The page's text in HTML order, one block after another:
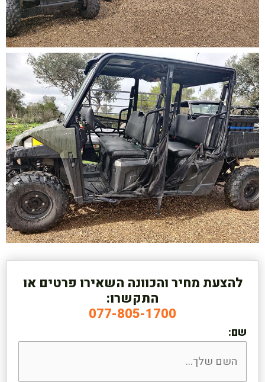
להצעת מחיר והכוונה השאירו פרטים או
התקשרו:
077-805-1700
שם: